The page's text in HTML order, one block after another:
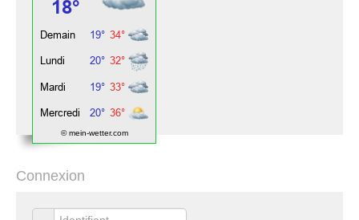
© mein-wetter.com
Connexion